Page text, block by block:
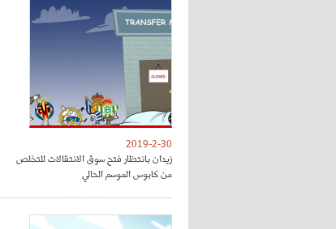
2019-2-30
زيدان بانتظار فتح سوق الانتقالات للتخلص
من كابوس الموسم الحالي